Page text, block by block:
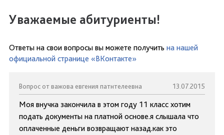
Уважаемые абитуриенты!
Ответы на свои вопросы вы можете получить на нашей
официальной странице «ВКонтакте»
Вопрос от важова евгения патнтелеевна 13.07.2015
Моя внучка закончила в этом году 11 класс хотим
подать документы на платной основе.я слышала что
оплаченные деньги возвращают назад.как это